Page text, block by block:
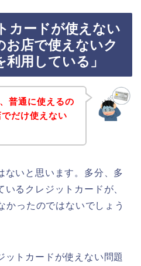
カードが使えない
お店で使えないク
用している」
普通に使えるの
だけ使えない
ないと思います。多分、多
いるクレジットカードが、
かったのではないでしょう
ットカードが使えない問題